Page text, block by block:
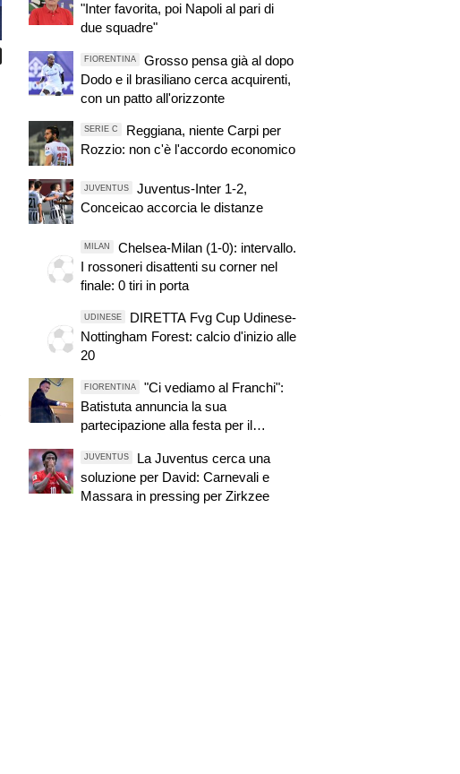
"Inter favorita, poi Napoli al pari di
due squadre"
FIORENTINA
Grosso pensa già al dopo
Dodo e il brasiliano cerca acquirenti,
con un patto all'orizzonte
SERIE C
Reggiana, niente Carpi per
Rozzio: non c'è l'accordo economico
JUVENTUS
Juventus-Inter 1-2,
Conceicao accorcia le distanze
MILAN
Chelsea-Milan (1-0): intervallo.
I rossoneri disattenti su corner nel
finale: 0 tiri in porta
UDINESE
DIRETTA Fvg Cup Udinese-
Nottingham Forest: calcio d'inizio alle
20
FIORENTINA
"Ci vediamo al Franchi":
Batistuta annuncia la sua
partecipazione alla festa per il
JUVENTUS
La Juventus cerca una
soluzione per David: Carnevali e
Massara in pressing per Zirkzee